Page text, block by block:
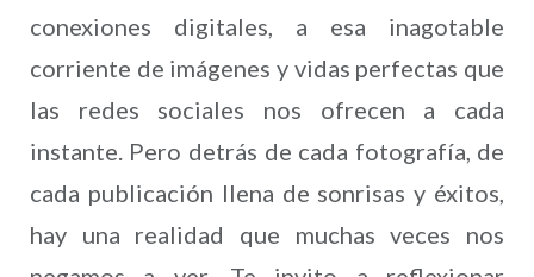
conexiones digitales, a esa inagotable
corriente de imágenes y vidas perfectas que
las redes sociales nos ofrecen a cada
instante. Pero detrás de cada fotografía, de
cada publicación llena de sonrisas y éxitos,
hay una realidad que muchas veces nos